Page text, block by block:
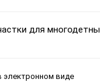
для
электронном виде